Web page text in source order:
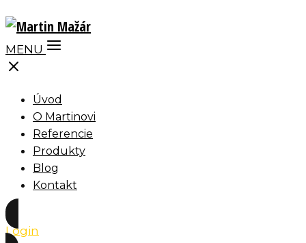
MENU
Úvod
O Martinovi
Referencie
Produkty
Blog
Kontakt
Login